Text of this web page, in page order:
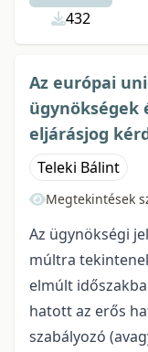
432
Az európai
ügynökségek
eljárásjog
Teleki Bálint
Megtekintések
Az ügynökségi
múltra
elmúlt
hatott az erős
szabályozó